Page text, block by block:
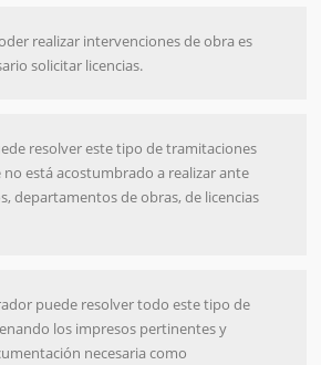
realizar intervenciones de obra es
solicitar licencias.
resolver este tipo de tramitaciones
no está acostumbrado a realizar ante
departamentos de obras, de licencias
puede resolver todo este tipo de
los impresos pertinentes y
necesaria como